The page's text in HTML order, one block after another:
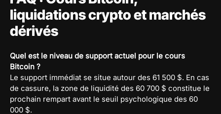
liquidations crypto et marchés
dérivés
Quel est le niveau de support actuel pour le cours
Bitcoin ?
Le support immédiat se situe autour des 61 500 $. En cas
de cassure, la zone de liquidité des 60 700 $ constitue le
prochain rempart avant le seuil psychologique des 60
000 $.